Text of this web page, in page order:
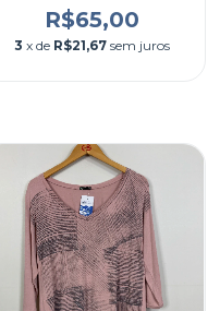
R$65,00
3 x de R$21,67 sem juros